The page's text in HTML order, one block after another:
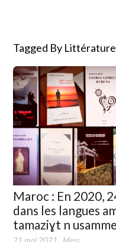
Tagged By
Maroc : En 2020,
dans les langues
tamaziɣt n
21 mai 2021 , Mess